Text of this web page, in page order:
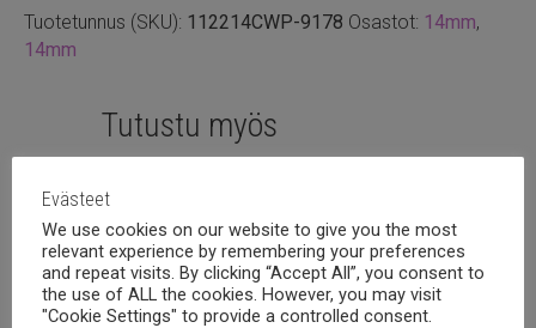
white
patina
Tuotetunnus (SKU): 112214CWP-9178 Osastot: 14mm,
14mm
Tutustu myös
Evästeet
We use cookies on our website to give you the most
relevant experience by remembering your preferences
and repeat visits. By clicking “Accept All”, you consent to
the use of ALL the cookies. However, you may visit
"Cookie Settings" to provide a controlled consent.